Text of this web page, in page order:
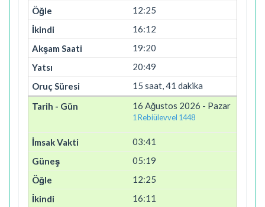
12:25
16:12
19:20
20:49
15 saat, 41 dakika
16 Ağustos 2026 - Pazar
1 Rebiülevvel 1448
03:41
05:19
12:25
16:11